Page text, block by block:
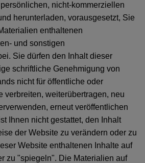
nicht-kommerziellen
herunterladen, vorausgesetzt, Sie
enthaltenen
und sonstigen
Sie dürfen den Inhalt dieser
schriftliche Genehmigung von
nicht für öffentliche oder
verbreiten, weiterübertragen, neu
erneut veröffentlichen
Ihnen nicht gestattet, den Inhalt
der Website zu verändern oder zu
Website enthaltenen Inhalte auf
zu "spiegeln". Die Materialien auf